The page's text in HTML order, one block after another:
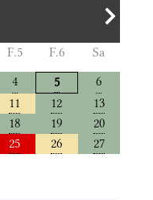
F.5 F.6
Sa
4 5
6
11 12
13
18 19
20
25 26
27